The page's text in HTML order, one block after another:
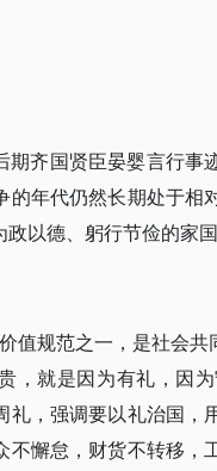
期齐国贤臣晏婴言行
年代仍然长期处于
以德、躬行节俭的家国
值规范之一，是社会
，就是因为有礼，因
，强调要以礼治国，
不懈怠，财货不转移